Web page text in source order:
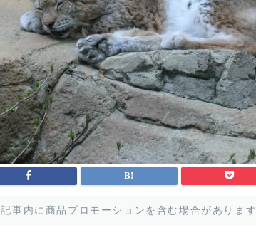
記事内に商品プロモーションを含む場合があります